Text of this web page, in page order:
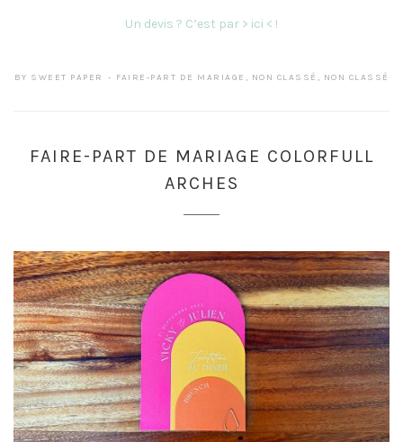
Un devis ? C’est par > ici < !
BY SWEET PAPER FAIRE-PART DE MARIAGE , NON CLASSÉ , NON CLASSÉ
FAIRE-PART DE MARIAGE COLORFULL
ARCHES